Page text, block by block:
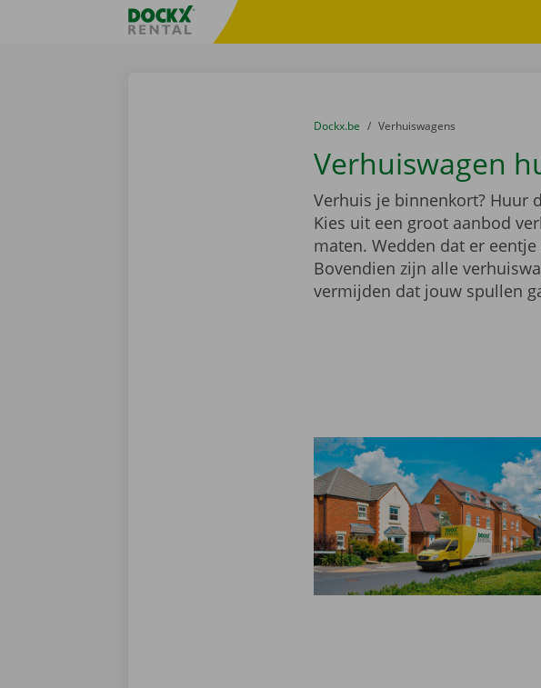
Taalselectie overslaanFratello DEMO
U bevindt zich hier:
van
Dockx.be naar
Verhuiswagens
Verhuiswagen
Verhuis je binnenkort? Huur
Kies uit een groot aanbod
maten. Wedden dat er
Bovendien zijn alle
vermijden dat jouw spullen